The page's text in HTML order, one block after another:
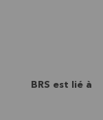
BRS est lié à